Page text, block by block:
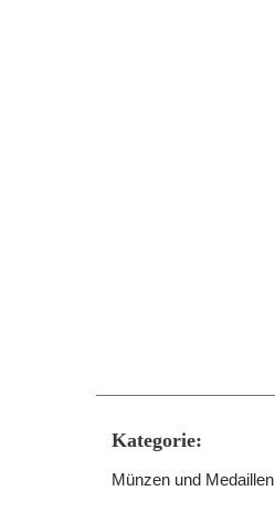
Kategorie:
Münzen und Medaillen